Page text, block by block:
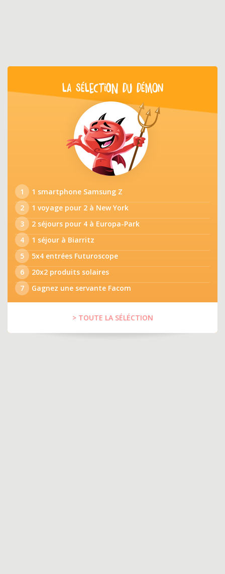
LA SÉLECTION DU DÉMON
1
1 smartphone Samsung Z
2
1 voyage pour 2 à New York
3
2 séjours pour 4 à Europa-Park
4
1 séjour à Biarritz
5
5x4 entrées Futuroscope
6
20x2 produits solaires
7
Gagnez une servante Facom
> TOUTE LA SÉLÉCTION